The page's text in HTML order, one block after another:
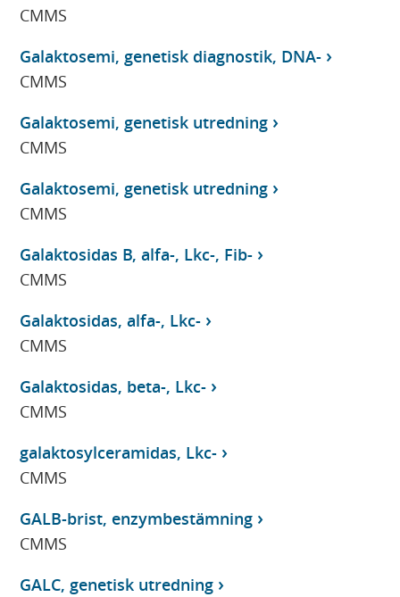
CMMS
Galaktosemi, genetisk diagnostik, DNA-
CMMS
Galaktosemi, genetisk utredning
CMMS
Galaktosemi, genetisk utredning
CMMS
Galaktosidas B, alfa-, Lkc-, Fib-
CMMS
Galaktosidas, alfa-, Lkc-
CMMS
Galaktosidas, beta-, Lkc-
CMMS
galaktosylceramidas, Lkc-
CMMS
GALB-brist, enzymbestämning
CMMS
GALC, genetisk utredning